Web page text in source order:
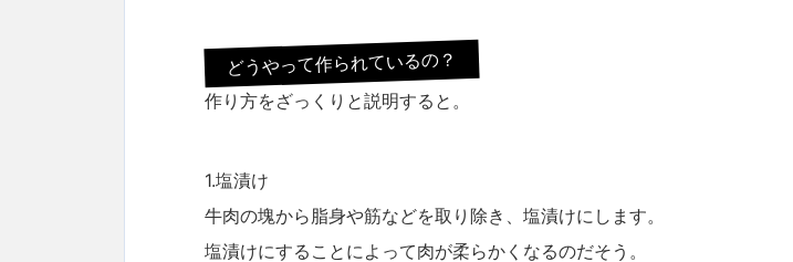
どうやって作られているの？
作り方をざっくりと説明すると。
1.塩漬け
牛肉の塊から脂身や筋などを取り除き、塩漬けにします。
塩漬けにすることによって肉が柔らかくなるのだそう。